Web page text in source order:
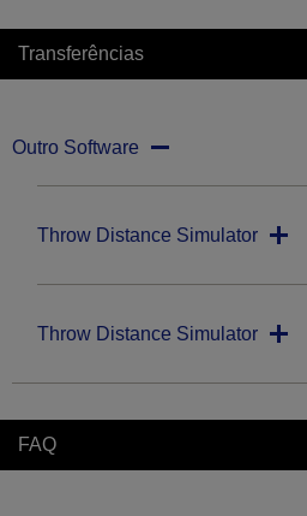
Transferências
Outro Software
Throw Distance Simulator
Throw Distance Simulator
FAQ